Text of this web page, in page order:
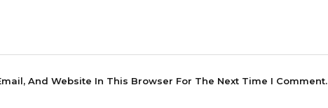
And Website In This Browser For The Next Time I Comment.